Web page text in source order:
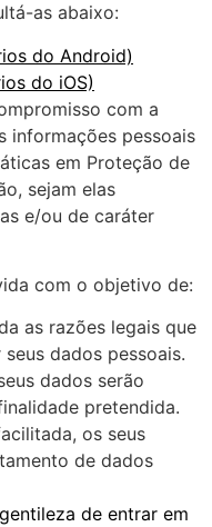
as abaixo:
do Android)
do iOS)
com a
informações pessoais
em Proteção de
sejam elas
e/ou de caráter
com o objetivo de:
as razões legais que
dados pessoais.
dados serão
pretendida.
os seus
de dados
de entrar em